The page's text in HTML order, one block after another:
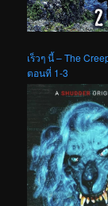
เร็วๆ นี้ – The
ตอนที่ 1-3